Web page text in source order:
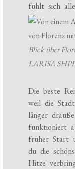
fühlt sich
Blick über
LARISA
Die beste
weil die
länger
funktioniert
früher Start
du die
Hitze